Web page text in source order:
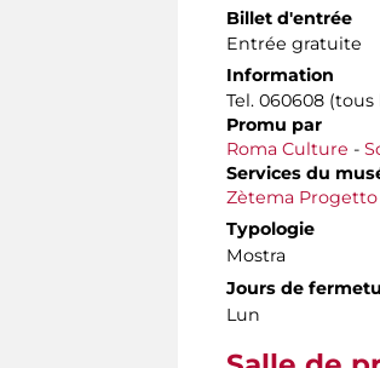
Billet d'entrée
Entrée gratuite
Information
Tel. 060608
Promu par
Roma Culture -
Services du
Zètema
Typologie
Mostra
Jours de
Lun